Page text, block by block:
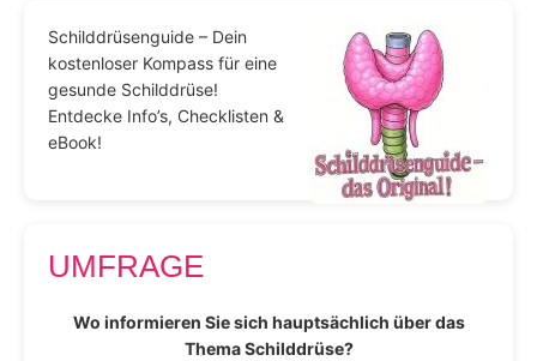
Schilddrüsenguide – Dein
kostenloser Kompass für eine
gesunde Schilddrüse!
Entdecke Info’s, Checklisten &
eBook!
UMFRAGE
Wo informieren Sie sich hauptsächlich über das
Thema Schilddrüse?